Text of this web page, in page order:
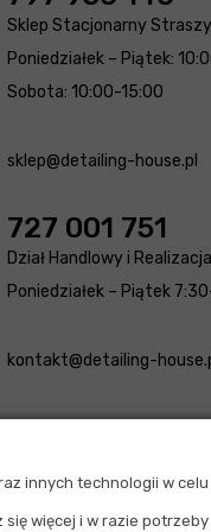
innych technologii w
się więcej i w razie
Sklep Stacjonarny
Poniedziałek – Piątek:
Sobota: 10:00-15:00
sklep@detailing-house.pl
727 001 751
Dział Handlowy i
Poniedziałek – Piątek
kontakt@detailing-
House